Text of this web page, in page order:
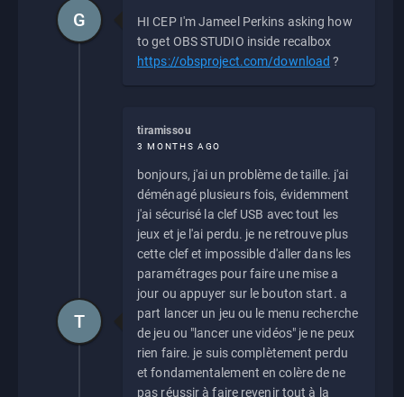
HI CEP I'm Jameel Perkins asking how
to get OBS STUDIO inside recalbox
https://obsproject.com/download ?
G
tiramissou
3 MONTHS AGO
bonjours, j'ai un problème de taille. j'ai
déménagé plusieurs fois, évidemment
j'ai sécurisé la clef USB avec tout les
jeux et je l'ai perdu. je ne retrouve plus
cette clef et impossible d'aller dans les
paramétrages pour faire une mise a
jour ou appuyer sur le bouton start. a
part lancer un jeu ou le menu recherche
de jeu ou "lancer une vidéos" je ne peux
rien faire. je suis complètement perdu
et fondamentalement en colère de ne
pas réussir à faire revenir tout à la
T